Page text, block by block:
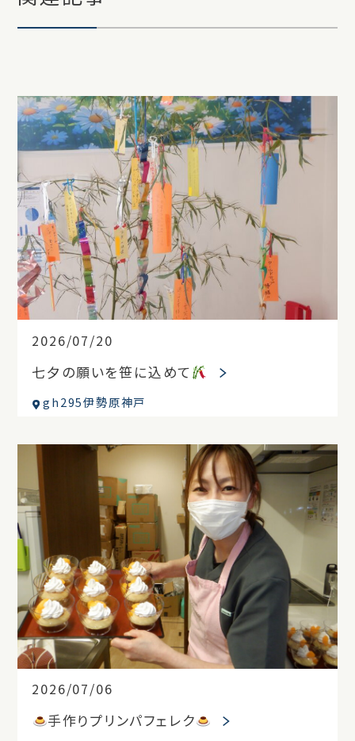
2026/07/20
七夕の願いを笹に込めて
gh295伊勢原神戸
2026/07/06
手作りプリンパフェレク